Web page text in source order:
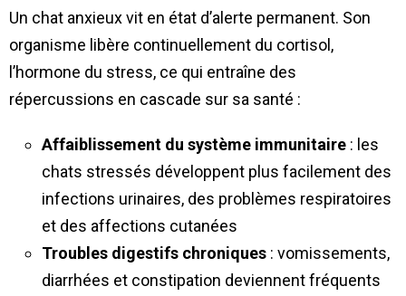
Un chat anxieux vit en état d’alerte permanent. Son
organisme libère continuellement du cortisol,
l’hormone du stress, ce qui entraîne des
répercussions en cascade sur sa santé :
Affaiblissement du système immunitaire : les
chats stressés développent plus facilement des
infections urinaires, des problèmes respiratoires
et des affections cutanées
Troubles digestifs chroniques : vomissements,
diarrhées et constipation deviennent fréquents